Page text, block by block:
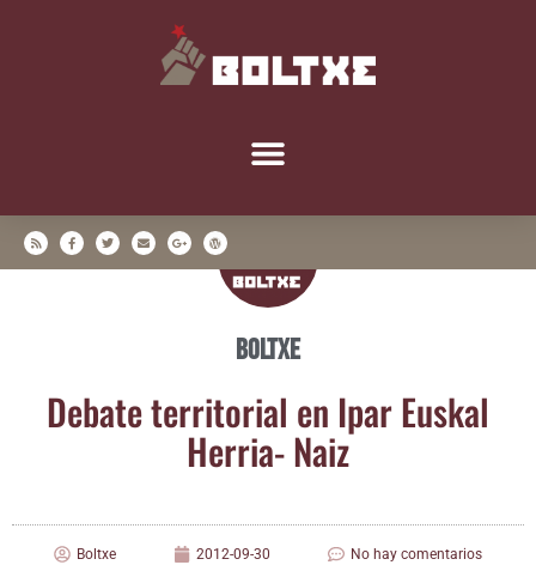
Boltxe
Deba­te terri­to­rial en Ipar Eus­kal
Herria- Naiz
Boltxe 2012-09-30
No hay comentarios